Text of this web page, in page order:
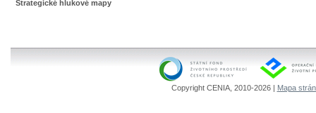
Strategické hlukové mapy
Copyright CENIA, 2010-2026 | Mapa